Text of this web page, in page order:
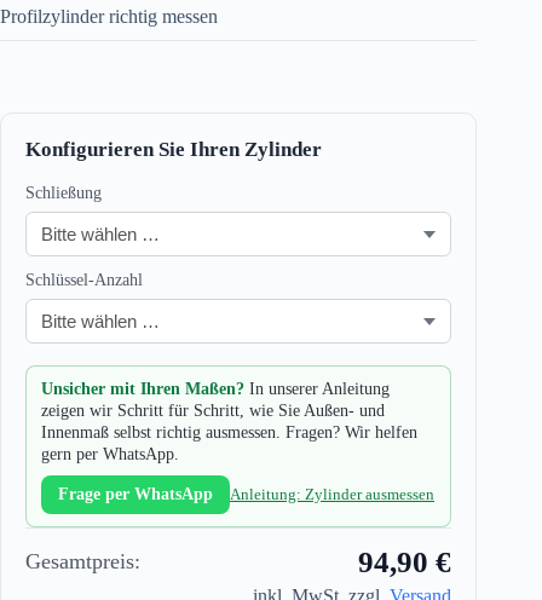
Profilzylinder richtig messen
Konfigurieren Sie Ihren Zylinder
Schließung
Schlüssel-Anzahl
Unsicher mit Ihren Maßen? In unserer Anleitung
zeigen wir Schritt für Schritt, wie Sie Außen- und
Innenmaß selbst richtig ausmessen. Fragen? Wir helfen
gern per WhatsApp.
Frage per WhatsApp Anleitung: Zylinder ausmessen
Gesamtpreis: 94,90 €